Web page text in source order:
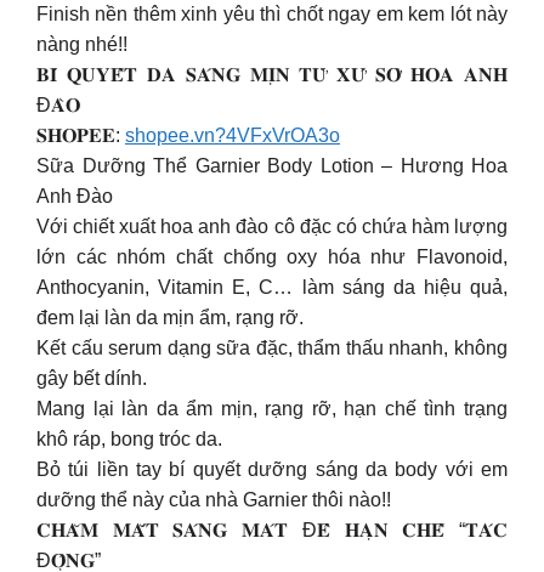
Finish nền thêm xinh yêu thì chốt ngay em kem lót này
nàng nhé!!
𝐁𝐈́ 𝐐𝐔𝐘𝐄̂́𝐓 𝐃𝐀 𝐒𝐀́𝐍𝐆 𝐌𝐈̣𝐍 𝐓𝐔̛̀ 𝐗𝐔̛́ 𝐒𝐎̛̉ 𝐇𝐎𝐀 𝐀𝐍𝐇
Đ𝐀̀𝐎
𝐒𝐇𝐎𝐏𝐄𝐄: shopee.vn?4VFxVrOA3o
Sữa Dưỡng Thể Garnier Body Lotion – Hương Hoa
Anh Đào
Với chiết xuất hoa anh đào cô đặc có chứa hàm lượng
lớn các nhóm chất chống oxy hóa như Flavonoid,
Anthocyanin, Vitamin E, C… làm sáng da hiệu quả,
đem lại làn da mịn ẩm, rạng rỡ.
Kết cấu serum dạng sữa đặc, thẩm thấu nhanh, không
gây bết dính.
Mang lại làn da ẩm mịn, rạng rỡ, hạn chế tình trạng
khô ráp, bong tróc da.
Bỏ túi liền tay bí quyết dưỡng sáng da body với em
dưỡng thể này của nhà Garnier thôi nào!!
𝐂𝐇𝐀̆𝐌 𝐌𝐀̆́𝐓 𝐒𝐀́𝐍𝐆 𝐌𝐀́𝐓 Đ𝐄̂̉ 𝐇𝐀̣𝐍 𝐂𝐇𝐄̂́ “𝐓𝐀́𝐂
Đ𝐎̣̂𝐍𝐆”